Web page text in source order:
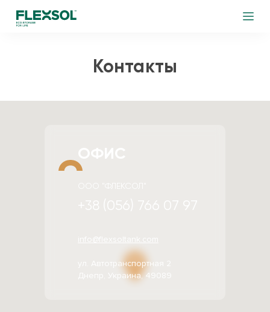
Контакты
ул. Автотранспортная 2
Днепр, Украина, 49089